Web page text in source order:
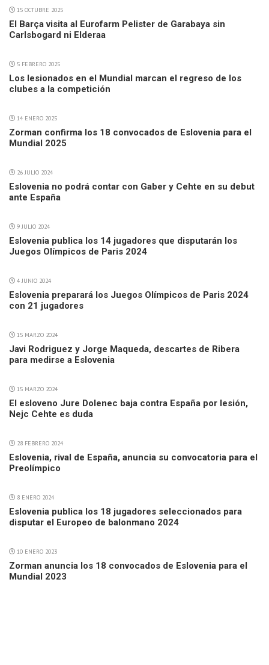
15 OCTUBRE 2025
El Barça visita al Eurofarm Pelister de Garabaya sin
Carlsbogard ni Elderaa
5 FEBRERO 2025
Los lesionados en el Mundial marcan el regreso de los
clubes a la competición
14 ENERO 2025
Zorman confirma los 18 convocados de Eslovenia para el
Mundial 2025
26 JULIO 2024
Eslovenia no podrá contar con Gaber y Cehte en su debut
ante España
9 JULIO 2024
Eslovenia publica los 14 jugadores que disputarán los
Juegos Olímpicos de Paris 2024
4 JUNIO 2024
Eslovenia preparará los Juegos Olímpicos de Paris 2024
con 21 jugadores
15 MARZO 2024
Javi Rodriguez y Jorge Maqueda, descartes de Ribera
para medirse a Eslovenia
15 MARZO 2024
El esloveno Jure Dolenec baja contra España por lesión,
Nejc Cehte es duda
28 FEBRERO 2024
Eslovenia, rival de España, anuncia su convocatoria para el
Preolímpico
8 ENERO 2024
Eslovenia publica los 18 jugadores seleccionados para
disputar el Europeo de balonmano 2024
10 ENERO 2023
Zorman anuncia los 18 convocados de Eslovenia para el
Mundial 2023